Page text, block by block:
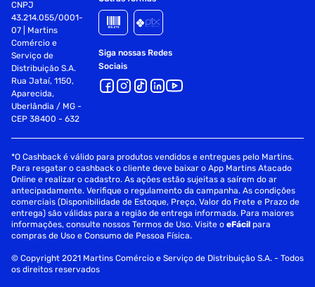
CNPJ
43.214.055/0001-
07 | Martins
Comércio e
Serviço de
Distribuição S.A.
Rua Jataí, 1150,
Aparecida,
Uberlândia / MG -
CEP 38400 - 632
Siga nossas Redes
Sociais
*O Cashback é válido para produtos vendidos e entregues pelo Martins.
Para resgatar o cashback o cliente deve baixar o App Martins Atacado
Online e realizar o cadastro. As ações estão sujeitas a saírem do ar
antecipadamente. Verifique o regulamento da campanha. As condições
comerciais (Disponibilidade de Estoque, Preço, Valor do Frete e Prazo de
entrega) são válidas para a região de entrega informada. Para maiores
informações, consulte nossos Termos de Uso. Visite oeFácil para
compras de Uso e Consumo de Pessoa Física.
© Copyright 2021 Martins Comércio e Serviço de Distribuição S.A. - Todos
os direitos reservados